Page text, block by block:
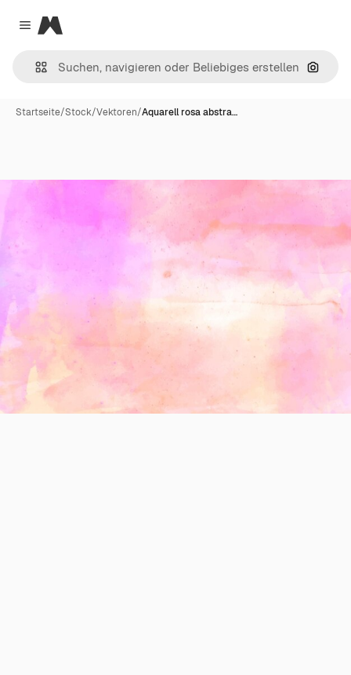
Close menu
Magnific
Nach
Startseite/Stock/Vektoren/Aquarell rosa abstra…